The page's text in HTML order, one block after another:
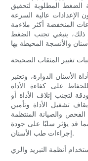
الضغط المطلوبة لتحقيق
الإعدادات عالية السرعة
المنخفضة أكثر ملاءمة
ذلك، ينبغي تجنب الضغط
تغيير المثقاب الصحيحة
الأسنان الدوارة، وتعتبر
على كفاءة الأداة
لتجنب إتلاف الأداة أو
تشغيل الأداة وتأمين
والصيانة المنتظمة
قد يؤثر سلبًا على جودة
إجراءات طب الأسنان.
أنظمة التبريد والري